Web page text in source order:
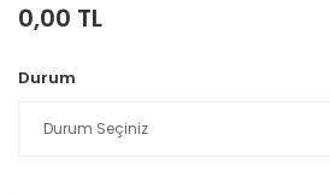
0,00 TL
Durum